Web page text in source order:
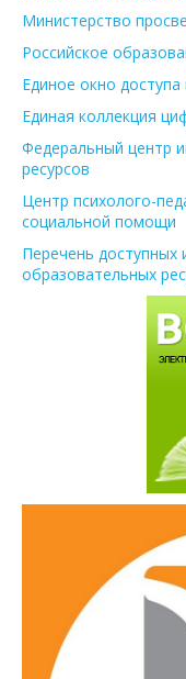
Министерство
Российское
Единое окно
Единая коллекция
Федеральный центр
ресурсов
Центр психолого-
социальной помощи
Перечень доступных
образовательных